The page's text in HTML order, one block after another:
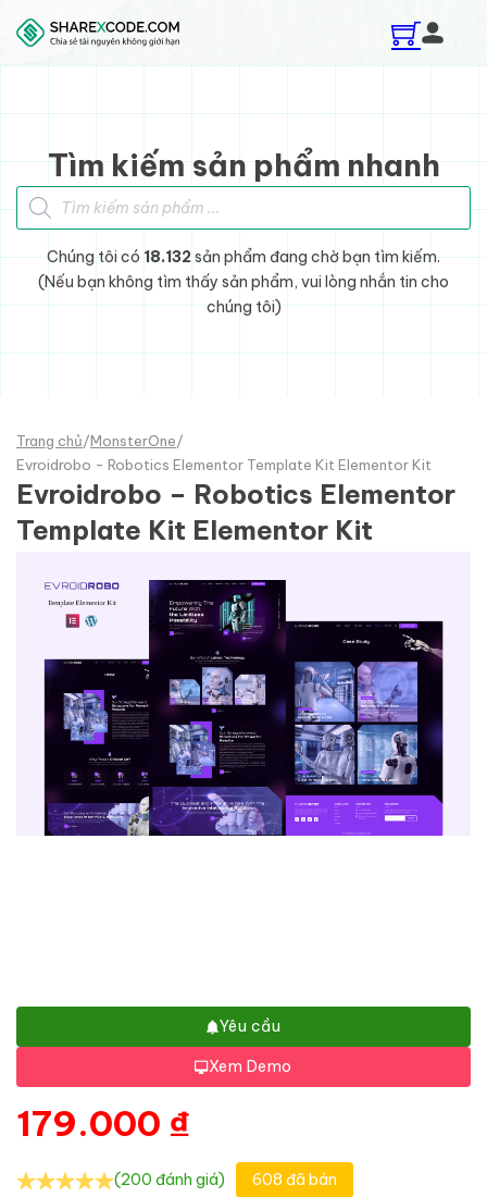
Skip to main content
Skip to footer
Tìm kiếm sản phẩm nhanh
Tìm kiếm sản phẩm
Chúng tôi có 18.132sản phẩm đang chờ bạn tìm kiếm.
(Nếu bạn không tìm thấy sản phẩm, vui lòng nhắn tin cho
chúng tôi)
Trang chủ/MonsterOne/
Evroidrobo - Robotics Elementor Template Kit Elementor Kit
Evroidrobo – Robotics Elementor
Template Kit Elementor Kit
Yêu cầu
Xem Demo
179.000 ₫
(200 đánh giá) 608 đã bán